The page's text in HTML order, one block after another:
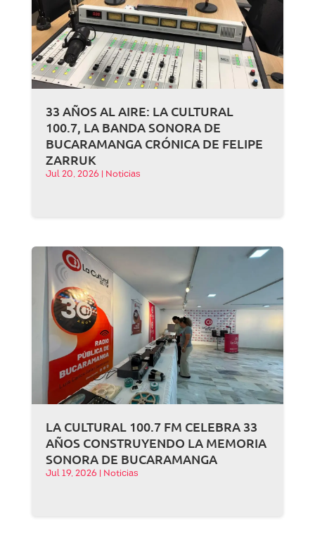
33 AÑOS AL AIRE: LA CULTURAL
100.7, LA BANDA SONORA DE
BUCARAMANGA CRÓNICA DE FELIPE
ZARRUK
Jul 20, 2026 Noticias
LA CULTURAL 100.7 FM CELEBRA 33
AÑOS CONSTRUYENDO LA MEMORIA
SONORA DE BUCARAMANGA
Jul 19, 2026 Noticias